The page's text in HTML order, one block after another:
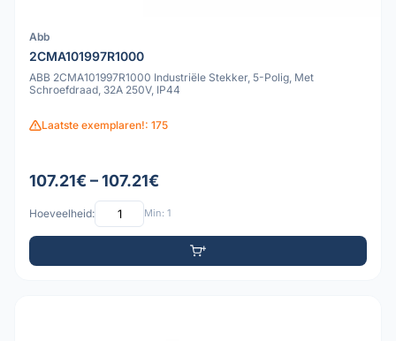
Abb
2CMA101997R1000
ABB 2CMA101997R1000 Industriële Stekker, 5-Polig, Met
Schroefdraad, 32A 250V, IP44
Laatste exemplaren!: 175
107.21€ – 107.21€
Hoeveelheid: Min: 1